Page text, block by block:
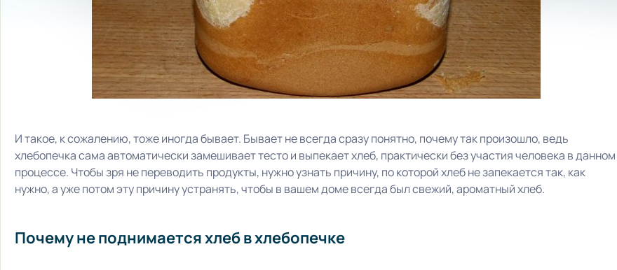
И такое, к сожалению, тоже иногда бывает. Бывает не всегда сразу понятно, почему так произошло, ведь
хлебопечка сама автоматически замешивает тесто и выпекает хлеб, практически без участия человека в данном
процессе. Чтобы зря не переводить продукты, нужно узнать причину, по которой хлеб не запекается так, как
нужно, а уже потом эту причину устранять, чтобы в вашем доме всегда был свежий, ароматный хлеб.
Почему не поднимается хлеб в хлебопечке